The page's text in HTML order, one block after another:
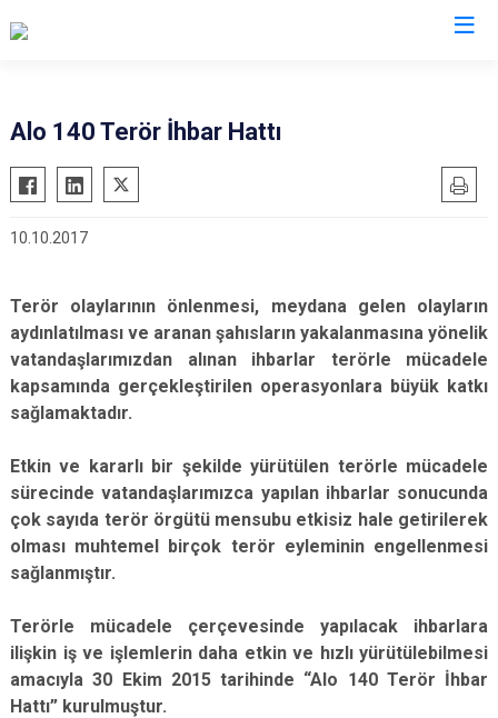
Alo 140 Terör İhbar Hattı
10.10.2017
Terör olaylarının önlenmesi, meydana gelen olayların
aydınlatılması ve aranan şahısların yakalanmasına yönelik
vatandaşlarımızdan alınan ihbarlar terörle mücadele
kapsamında gerçekleştirilen operasyonlara büyük katkı
sağlamaktadır.
Etkin ve kararlı bir şekilde yürütülen terörle mücadele
sürecinde vatandaşlarımızca yapılan ihbarlar sonucunda
çok sayıda terör örgütü mensubu etkisiz hale getirilerek
olması muhtemel birçok terör eyleminin engellenmesi
sağlanmıştır.
Terörle mücadele çerçevesinde yapılacak ihbarlara
ilişkin iş ve işlemlerin daha etkin ve hızlı yürütülebilmesi
amacıyla 30 Ekim 2015 tarihinde “Alo 140 Terör İhbar
Hattı” kurulmuştur.